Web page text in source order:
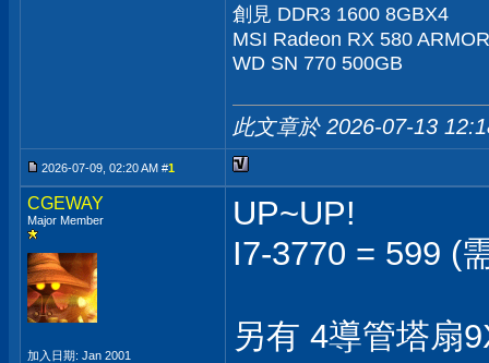
創見 DDR3 1600 8GBX4
MSI Radeon RX 580
WD SN 770 500GB
此文章於 2026-07-13
2026-07-09, 02:20 AM #1
CGEWAY
Major Member
加入日期: Jan 2001
UP~UP!
I7-3770 = 599 (
另有 4導管塔扇